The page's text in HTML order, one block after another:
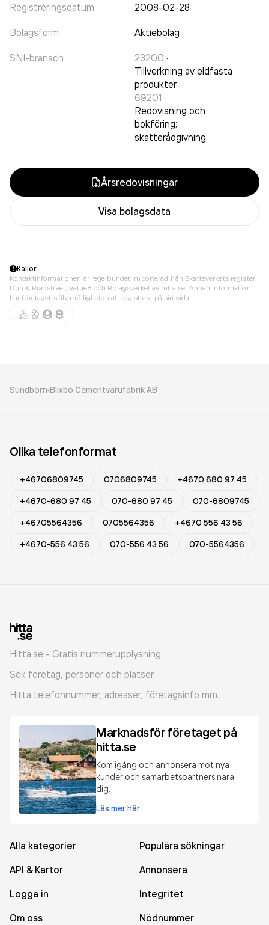
Registreringsdatum 2008-02-28
Bolagsform Aktiebolag
SNI-bransch 23200 ·
Tillverkning av eldfasta
produkter
69201 ·
Redovisning och
bokföring;
skatterådgivning
Årsredovisningar
Visa bolagsdata
Källor
Kontaktinformationen är regelbundet importerad från Skatteverkets register,
Dun & Bradstreet, Value8 och Bolagsverket av hitta.se. Annan information
har företaget själv möjligheten att registrera på sin sida.
Sundborn Blixbo Cementvarufabrik AB
Olika telefonformat
+46706809745 0706809745
+4670 680 97 45
+4670-680 97 45
070-680 97 45
070-6809745
+46705564356
0705564356
+4670 556 43 56
+4670-556 43 56
070-556 43 56 070-5564356
Hitta.se - Gratis nummerupplysning.
Sök företag, personer och platser.
Hitta telefonnummer, adresser, företagsinfo mm.
Marknadsför företaget på
hitta.se
Kom igång och annonsera mot nya
kunder och samarbetspartners nära
dig.
Läs mer här
Alla kategorier
Populära sökningar
API & Kartor
Annonsera
Logga in
Integritet
Om oss
Nödnummer